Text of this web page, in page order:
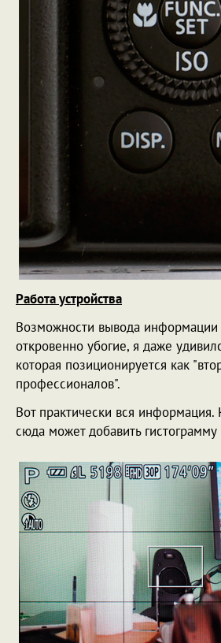
Работа устройства
Возможности вывода информации
откровенно убогие, я даже
которая позиционируется как
профессионалов".
Вот практически вся информация.
сюда может добавить